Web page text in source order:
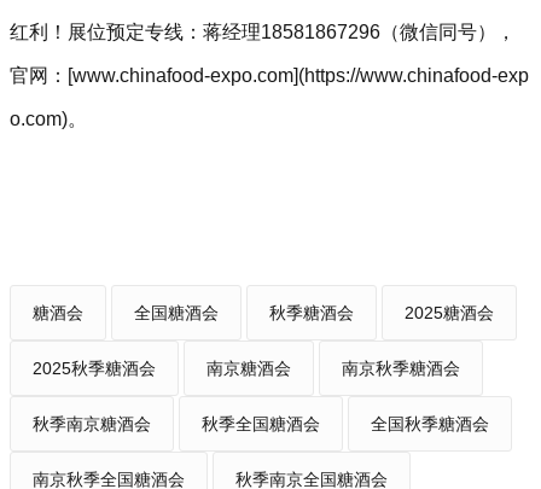
红利！展位预定专线：蒋经理18581867296（微信同号），
官网：[www.chinafood-expo.com](https://www.chinafood-exp
o.com)。
糖酒会 全国糖酒会 秋季糖酒会 2025糖酒会
2025秋季糖酒会 南京糖酒会 南京秋季糖酒会
秋季南京糖酒会 秋季全国糖酒会 全国秋季糖酒会
南京秋季全国糖酒会 秋季南京全国糖酒会